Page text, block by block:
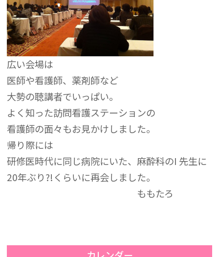
広い会場は
医師や看護師、薬剤師など
大勢の聴講者でいっぱい。
よく知った訪問看護ステーションの
看護師の面々もお見かけしました。
帰り際には
研修医時代に同じ病院にいた、麻酔科のI 先生に
20年ぶり?!くらいに再会しました。
ももたろ